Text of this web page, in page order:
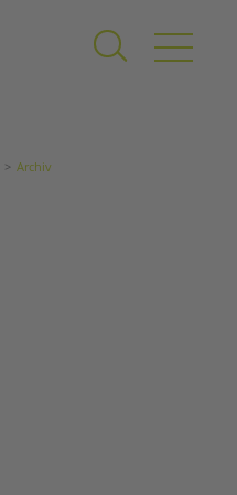
Archiv